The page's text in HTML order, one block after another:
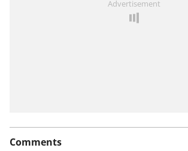
Advertisement
Comments